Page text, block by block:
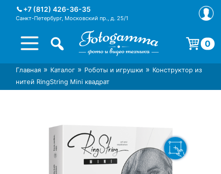
+7 (812) 426-36-35
Санкт-Петербург, Московский пр., д. 25/1
Интернет-магазин фототехники
Foto-Gamma в СПб
Магазин фотоаксессуаров foto-
gamma.ru
0
Корзина пуста.
Главная » Каталог » Роботы и игрушки » Конструктор из
нитей RingString Mini квадрат